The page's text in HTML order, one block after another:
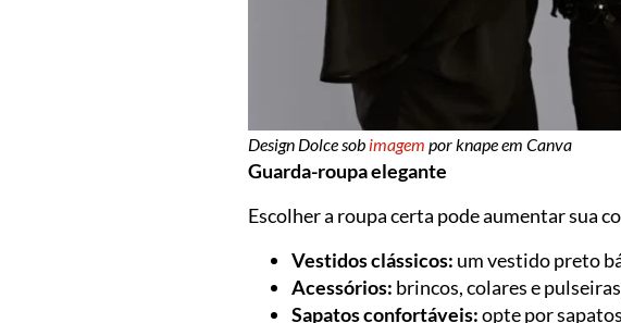
Design Dolce sob imagem por knape em Canva
Guarda-roupa elegante
Escolher a roupa certa pode aumentar sua
Vestidos clássicos: um vestido preto
Acessórios: brincos, colares e
Sapatos confortáveis:opte por